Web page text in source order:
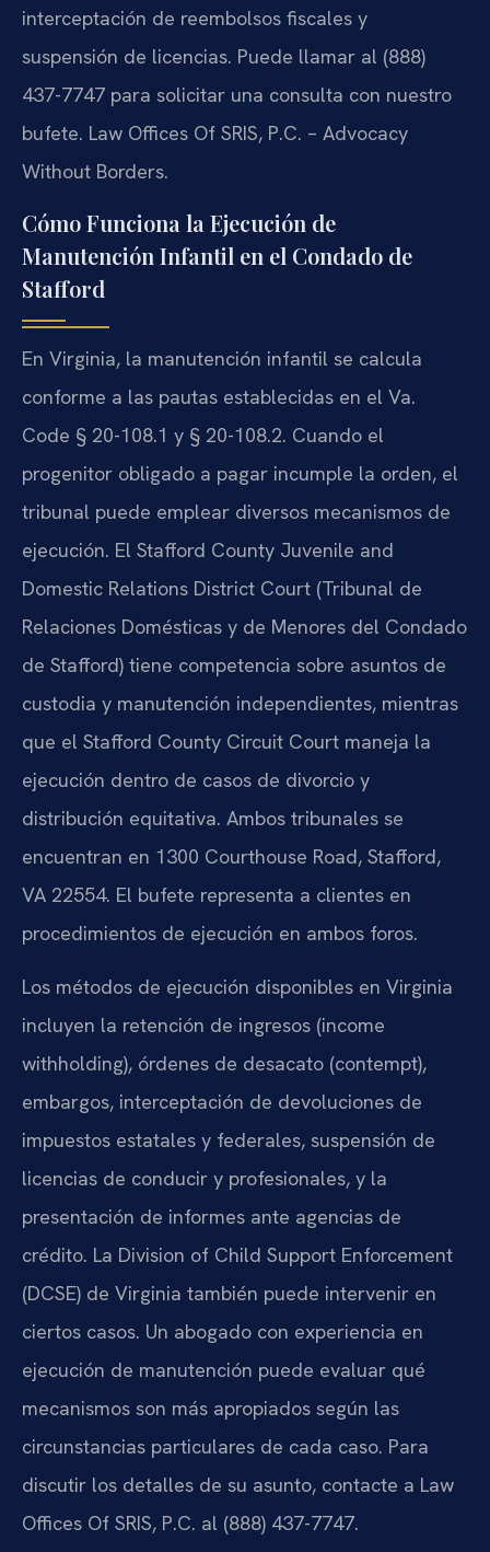
interceptación de reembolsos fiscales y
suspensión de licencias. Puede llamar al (888)
437-7747 para solicitar una consulta con nuestro
bufete. Law Offices Of SRIS, P.C. – Advocacy
Without Borders.
Cómo Funciona la Ejecución de
Manutención Infantil en el Condado de
Stafford
En Virginia, la manutención infantil se calcula
conforme a las pautas establecidas en el Va.
Code § 20-108.1 y § 20-108.2. Cuando el
progenitor obligado a pagar incumple la orden, el
tribunal puede emplear diversos mecanismos de
ejecución. El Stafford County Juvenile and
Domestic Relations District Court (Tribunal de
Relaciones Domésticas y de Menores del Condado
de Stafford) tiene competencia sobre asuntos de
custodia y manutención independientes, mientras
que el Stafford County Circuit Court maneja la
ejecución dentro de casos de divorcio y
distribución equitativa. Ambos tribunales se
encuentran en 1300 Courthouse Road, Stafford,
VA 22554. El bufete representa a clientes en
procedimientos de ejecución en ambos foros.
Los métodos de ejecución disponibles en Virginia
incluyen la retención de ingresos (income
withholding), órdenes de desacato (contempt),
embargos, interceptación de devoluciones de
impuestos estatales y federales, suspensión de
licencias de conducir y profesionales, y la
presentación de informes ante agencias de
crédito. La Division of Child Support Enforcement
(DCSE) de Virginia también puede intervenir en
ciertos casos. Un abogado con experiencia en
ejecución de manutención puede evaluar qué
mecanismos son más apropiados según las
circunstancias particulares de cada caso. Para
discutir los detalles de su asunto, contacte a Law
Offices Of SRIS, P.C. al (888) 437-7747.